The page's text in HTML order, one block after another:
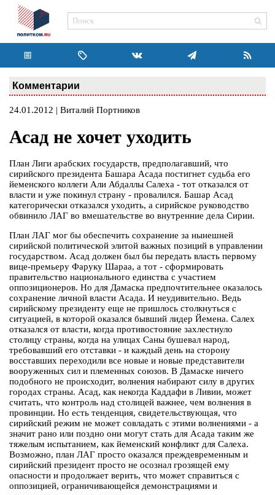
Комментарии
24.01.2012 | Виталий Портников
Асад не хочет уходить
План Лиги арабских государств, предполагавший, что
сирийского президента Башара Асада постигнет судьба его
йеменского коллеги Али Абдаллы Салеха - тот отказался от
власти и уже покинул страну - провалился. Башар Асад
категорически отказался уходить, а сирийское руководство
обвинило ЛАГ во вмешательстве во внутренние дела Сирии.
План ЛАГ мог бы обеспечить сохранение за нынешней
сирийской политической элитой важных позиций в управлении
государством. Асад должен был бы передать власть первому
вице-премьеру Фаруку Шараа, а тот - сформировать
правительство национального единства с участием
оппозиционеров. Но для Дамаска предпочтительнее оказалось
сохранение личной власти Асада. И неудивительно. Ведь
сирийскому президенту еще не пришлось столкнуться с
ситуацией, в которой оказался бывший лидер Йемена. Салех
отказался от власти, когда противостояние захлестнуло
столицу страны, когда на улицах Саны бушевал народ,
требовавший его отставки - и каждый день на сторону
восставших переходили все новые и новые представители
вооруженных сил и племенных союзов. В Дамаске ничего
подобного не происходит, волнения набирают силу в других
городах страны. Асад, как некогда Каддафи в Ливии, может
считать, что контроль над столицей важнее, чем волнения в
провинции. Но есть тенденция, свидетельствующая, что
сирийский режим не может совладать с этими волнениями - а
значит рано или поздно они могут стать для Асада таким же
тяжелым испытанием, как йеменский конфликт для Салеха.
Возможно, план ЛАГ просто оказался преждевременным и
сирийский президент просто не осознал грозящей ему
опасности и продолжает верить, что может справиться с
оппозицией, ограничивающейся демонстрациями и